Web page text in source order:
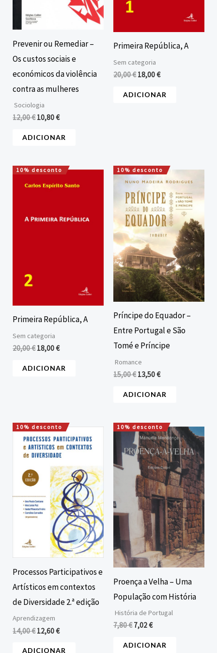
Prevenir ou Remediar –
Os custos sociais e
económicos da violência
contra as mulheres
Sociologia
12,00€ 10,80€
ADICIONAR
Primeira República, A
Sem categoria
20,00€ 18,00€
ADICIONAR
10% desconto
Primeira República, A
Sem categoria
20,00€
O
preço
18,00€
O
preço
ADICIONAR
10% desconto
Príncipe do Equador –
Entre Portugal e São
Tomé e Príncipe
Romance
15,00€
O
preço
original
era:
15,00 €.
13,50€
O
preço
atual
é:
13,50 €.
ADICIONAR
10% desconto
Processos Participativos e
Artísticos em contextos
de Diversidade 2.ª edição
Aprendizagem
14,00€
O
preço
original
era:
14,00 €.
12,60€
O
preço
atual
é:
12,60 €.
ADICIONAR
10% desconto
Proença a Velha – Uma
População com História
História de Portugal
7,80€
O
preço
original
era:
7,80 €.
7,02€
O
preço
atual
é:
7,02 €.
ADICIONAR